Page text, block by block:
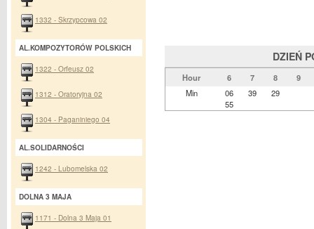
DZIEŃ
Hour 6 7 8
9
Min
06
55
39 29
1332 - Skrzypcowa 02
AL.KOMPOZYTORÓW POLSKICH
1322 - Orfeusz 02
1312 - Oratoryjna 02
1304 - Paganiniego 04
AL.SOLIDARNOŚCI
1242 - Lubomelska 02
DOLNA 3 MAJA
1171 - Dolna 3 Maja 01